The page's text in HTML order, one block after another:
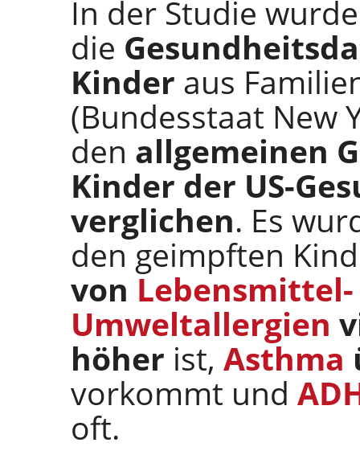
In der Studie
die
Kinder aus
(Bundesstaat New
den allgemeinen
Kinder der US-
verglichen. Es
den geimpften
von
Umweltallergien
höher ist, Asthma
vorkommt und
oft.